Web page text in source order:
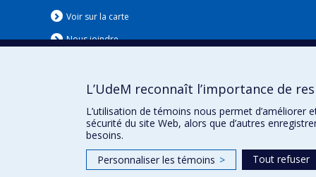
Voir sur la carte
Nous joindre
Nouvelles |Événement
L’UdeM reconnaît l’importance de
L’utilisation de témoins nous permet
sécurité du site Web, alors que d’autres
besoins.
Personnaliser les témoins > Tout refuser